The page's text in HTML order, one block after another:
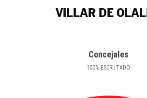
VILLAR DE
Concejales
100% ESCRUTADO